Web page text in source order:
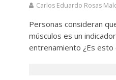
Carlos Eduardo Rosas
Personas consideran
músculos es un
entrenamiento ¿Es esto